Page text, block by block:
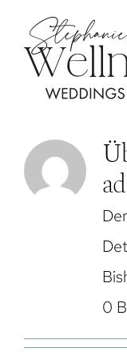
Inhalt
springen
0